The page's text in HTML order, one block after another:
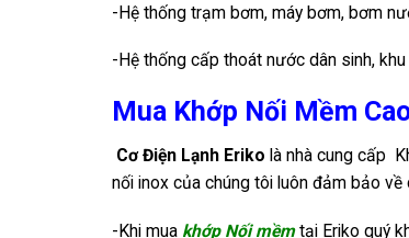
-Hệ thống trạm bơm, máy bơm, bơm
-Hệ thống cấp thoát nước dân sinh,
Mua Khớp Nối Mềm
Cơ Điện Lạnh Eriko là nhà cung cấp
nối inox của chúng tôi luôn đảm bảo
-Khi mua khớp Nối mềmtại Eriko quý